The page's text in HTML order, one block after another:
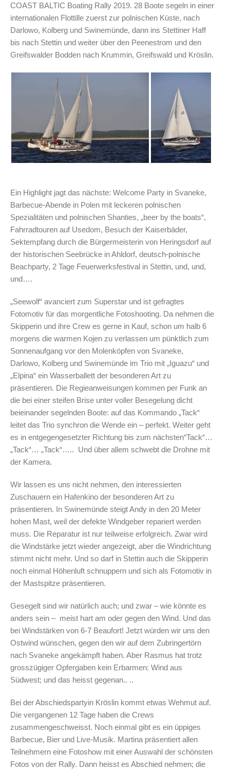
COAST BALTIC Boating Rally 2019. 28 Boote segeln in einer
internationalen Flottille zuerst zur polnischen Küste, nach
Darlowo, Kolberg und Swinemünde, dann ins Stettiner Haff
bis nach Stettin und weiter über den Peenestrom und den
Greifswalder Bodden nach Krummin, Greifswald und Kröslin.
Ein Highlight jagt das nächste: Welcome Party in Svaneke,
Barbecue-Abende in Polen mit leckeren polnischen
Spezialitäten und polnischen Shanties, „beer by the boats“,
Fahrradtouren auf Usedom, Besuch der Kaiserbäder,
Sektempfang durch die Bürgermeisterin von Heringsdorf auf
der historischen Seebrücke in Ahldorf, deutsch-polnische
Beachparty, 2 Tage Feuerwerksfestival in Stettin, und, und,
und….
„Seewolf“ avanciert zum Superstar und ist gefragtes
Fotomotiv für das morgentliche Fotoshooting. Da nehmen die
Skipperin und ihre Crew es gerne in Kauf, schon um halb 6
morgens die warmen Kojen zu verlassen um pünktlich zum
Sonnenaufgang vor den Molenköpfen von Svaneke,
Darlowo, Kolberg und Swinemünde im Trio mit „Iguazu“ und
„Elpina“ ein Wasserballett der besonderen Art zu
präsentieren. Die Regieanweisungen kommen per Funk an
die bei einer steifen Brise unter voller Besegelung dicht
beieinander segelnden Boote: auf das Kommando „Tack“
leitet das Trio synchron die Wende ein – perfekt. Weiter geht
es in entgegengesetzter Richtung bis zum nächsten“Tack“…
„Tack“… „Tack“….. Und über allem schwebt die Drohne mit
der Kamera.
Wir lassen es uns nicht nehmen, den interessierten
Zuschauern ein Hafenkino der besonderen Art zu
präsentieren. In Swinemünde steigt Andy in den 20 Meter
hohen Mast, weil der defekte Windgeber repariert werden
muss. Die Reparatur ist nur teilweise erfolgreich. Zwar wird
die Windstärke jetzt wieder angezeigt, aber die Windrichtung
stimmt nicht mehr. Und so darf in Stettin auch die Skipperin
noch einmal Höhenluft schnuppern und sich als Fotomotiv in
der Mastspitze präsentieren.
Gesegelt sind wir natürlich auch; und zwar – wie könnte es
anders sein – meist hart am oder gegen den Wind. Und das
bei Windstärken von 6-7 Beaufort! Jetzt würden wir uns den
Ostwind wünschen, gegen den wir auf dem Zubringertörn
nach Svaneke angekämpft haben. Aber Rasmus hat trotz
grosszügiger Opfergaben kein Erbarmen: Wind aus
Südwest; und das heisst gegenan.. ..
Bei der Abschiedspartyin Kröslin kommt etwas Wehmut auf.
Die vergangenen 12 Tage haben die Crews
zusammengeschweisst. Noch einmal gibt es ein üppiges
Barbecue, Bier und Live-Musik. Martina präsentiert allen
Teilnehmern eine Fotoshow mit einer Auswahl der schönsten
Fotos von der Rally. Dann heisst es Abschied nehmen; die